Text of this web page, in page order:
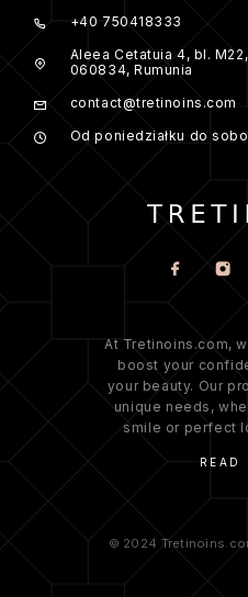
+40 750418333
Aleea Cetatuia 4, bl.
060834, Rumunia
contact@tretinoins.com
Od poniedziałku do
At Tretinoins.com,
boost your
your beauty. Our
unique needs,
smile or perfect
READ
© 2024